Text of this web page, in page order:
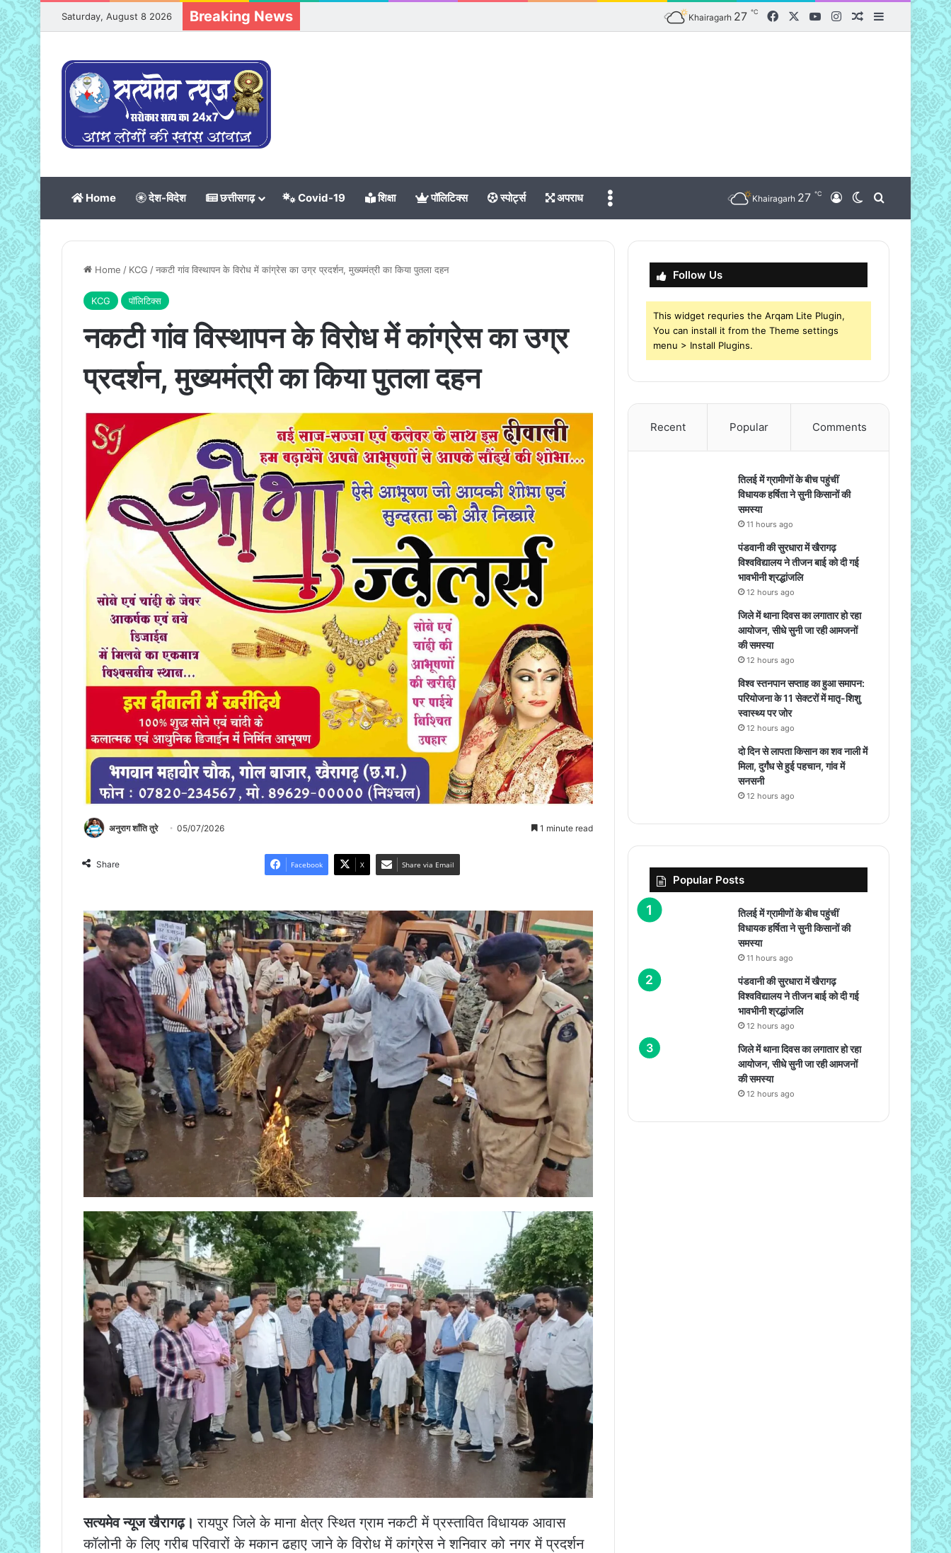
Saturday, August 8 2026 Breaking News Khairagarh 27 ℃ FacebookYouTubeInstagramRandom Article
Sidebar
Home देश-विदेश छत्तीसगढ़ Covid-19 शिक्षा पॉलिटिक्स स्पोर्ट्स अपराध Khairagarh 27 ℃ Log InSwitch skin
Search for
Home / KCG /नकटी गांव विस्थापन के विरोध में कांग्रेस का उग्र प्रदर्शन, मुख्यमंत्री का किया पुतला दहन
KCG पॉलिटिक्स
नकटी गांव विस्थापन के विरोध में कांग्रेस का उग्र
प्रदर्शन, मुख्यमंत्री का किया पुतला दहन
अनुराग शाँति तुरे 05/07/2026 1 minute read
Share Facebook X Share via Email
सत्यमेव न्यूज खैरागढ़।रायपुर जिले के माना क्षेत्र स्थित ग्राम नकटी में प्रस्तावित विधायक आवास
कॉलोनी के लिए गरीब परिवारों के मकान ढहाए जाने के विरोध में कांग्रेस ने शनिवार को नगर में प्रदर्शन
Follow Us
This widget requries the Arqam Lite Plugin,
You can install it from the Theme settings
menu > Install Plugins.
Recent Popular Comments
तिलई में ग्रामीणों के बीच पहुंचीं
विधायक हर्षिता ने सुनी किसानों की
समस्या
11 hours ago
पंडवानी की सुरधारा में खैरागढ़
विश्वविद्यालय ने तीजन बाई को दी गई
भावभीनी श्रद्धांजलि
12 hours ago
जिले में थाना दिवस का लगातार हो रहा
आयोजन, सीधे सुनी जा रही आमजनों
की समस्या
12 hours ago
विश्व स्तनपान सप्ताह का हुआ समापन:
परियोजना के 11 सेक्टरों में मातृ-शिशु
स्वास्थ्य पर जोर
12 hours ago
दो दिन से लापता किसान का शव नाली में
मिला, दुर्गंध से हुई पहचान, गांव में
सनसनी
12 hours ago
Popular Posts
तिलई में ग्रामीणों के बीच पहुंचीं
विधायक हर्षिता ने सुनी किसानों की
समस्या
11 hours ago
पंडवानी की सुरधारा में खैरागढ़
विश्वविद्यालय ने तीजन बाई को दी गई
भावभीनी श्रद्धांजलि
12 hours ago
जिले में थाना दिवस का लगातार हो रहा
आयोजन, सीधे सुनी जा रही आमजनों
की समस्या
12 hours ago